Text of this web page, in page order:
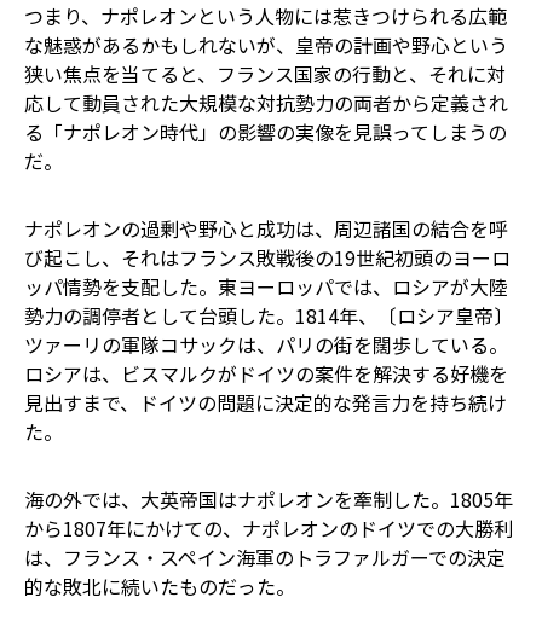
つまり、ナポレオンという人物には惹きつけられる広範
な魅惑があるかもしれないが、皇帝の計画や野心という
狭い焦点を当てると、フランス国家の行動と、それに対
応して動員された大規模な対抗勢力の両者から定義され
る「ナポレオン時代」の影響の実像を見誤ってしまうの
だ。
ナポレオンの過剰や野心と成功は、周辺諸国の結合を呼
び起こし、それはフランス敗戦後の19世紀初頭のヨーロ
ッパ情勢を支配した。東ヨーロッパでは、ロシアが大陸
勢力の調停者として台頭した。1814年、〔ロシア皇帝〕
ツァーリの軍隊コサックは、パリの街を闊歩している。
ロシアは、ビスマルクがドイツの案件を解決する好機を
見出すまで、ドイツの問題に決定的な発言力を持ち続け
た。
海の外では、大英帝国はナポレオンを牽制した。1805年
から1807年にかけての、ナポレオンのドイツでの大勝利
は、フランス・スペイン海軍のトラファルガーでの決定
的な敗北に続いたものだった。